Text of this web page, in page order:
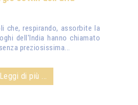
che, respirando, assorbite la
dell'India hanno chiamato
preziosissima...
Leggi di più ...